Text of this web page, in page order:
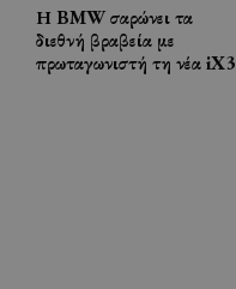
Η BMW σαρώνει τα
διεθνή βραβεία με
πρωταγωνιστή τη νέα iX3